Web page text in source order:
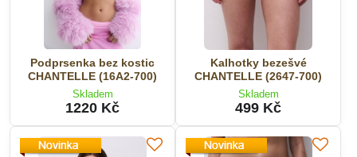
Podprsenka bez kostic
CHANTELLE (16A2-700)
Skladem
1220 Kč
Kalhotky bezešvé
CHANTELLE (2647-700)
Skladem
499 Kč